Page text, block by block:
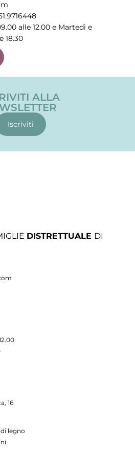
alle 12.00 e Martedì e
18.30
ALLA
Iscriviti
DISTRETTUALE DI
16
legno